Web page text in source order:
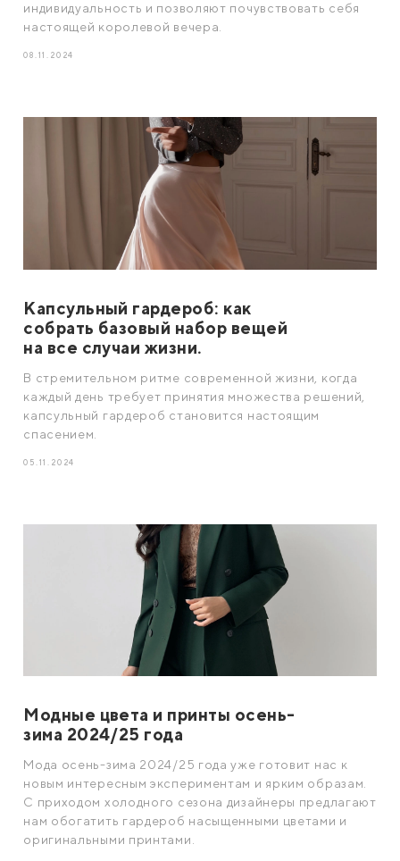
индивидуальность и позволяют почувствовать себя
настоящей королевой вечера.
08.11.2024
Капсульный гардероб: как
собрать базовый набор вещей
на все случаи жизни.
В стремительном ритме современной жизни, когда
каждый день требует принятия множества решений,
капсульный гардероб становится настоящим
спасением.
05.11.2024
Модные цвета и принты осень-
зима 2024/25 года
Мода осень-зима 2024/25 года уже готовит нас к
новым интересным экспериментам и ярким образам.
С приходом холодного сезона дизайнеры предлагают
нам обогатить гардероб насыщенными цветами и
оригинальными принтами.